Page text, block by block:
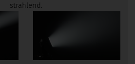
strahlend.